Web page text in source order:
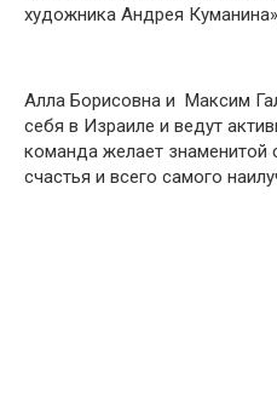
художника Андрея
Алла Борисовна и Максим
себя в Израиле и ведут
команда желает знаменитой
счастья и всего самого